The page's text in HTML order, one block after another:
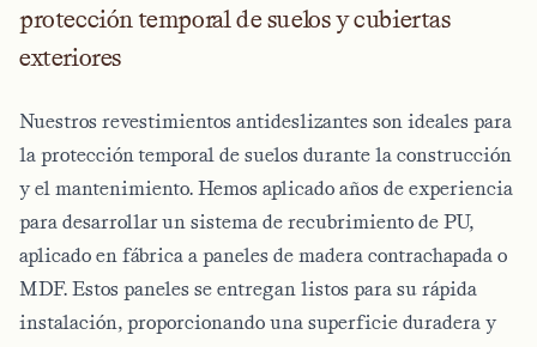
protección temporal de suelos y cubiertas
exteriores
Nuestros revestimientos antideslizantes son ideales para
la protección temporal de suelos durante la construcción
y el mantenimiento. Hemos aplicado años de experiencia
para desarrollar un sistema de recubrimiento de PU,
aplicado en fábrica a paneles de madera contrachapada o
MDF. Estos paneles se entregan listos para su rápida
instalación, proporcionando una superficie duradera y